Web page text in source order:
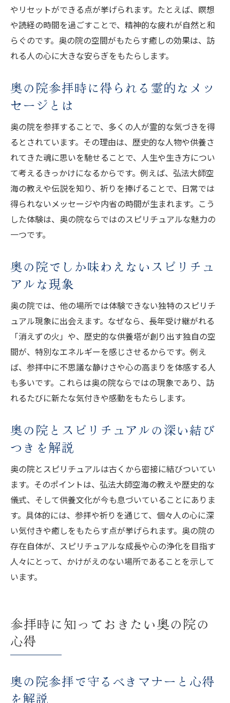
やリセットができる点が挙げられます。たとえば、瞑想
や読経の時間を過ごすことで、精神的な疲れが自然と和
らぐのです。奥の院の空間がもたらす癒しの効果は、訪
れる人の心に大きな安らぎをもたらします。
奥の院参拝時に得られる霊的なメッ
セージとは
奥の院を参拝することで、多くの人が霊的な気づきを得
るとされています。その理由は、歴史的な人物や供養さ
れてきた魂に思いを馳せることで、人生や生き方につい
て考えるきっかけになるからです。例えば、弘法大師空
海の教えや伝説を知り、祈りを捧げることで、日常では
得られないメッセージや内省の時間が生まれます。こう
した体験は、奥の院ならではのスピリチュアルな魅力の
一つです。
奥の院でしか味わえないスピリチュ
アルな現象
奥の院では、他の場所では体験できない独特のスピリチ
ュアル現象に出会えます。なぜなら、長年受け継がれる
「消えずの火」や、歴史的な供養塔が創り出す独自の空
間が、特別なエネルギーを感じさせるからです。例え
ば、参拝中に不思議な静けさや心の高まりを体感する人
も多いです。これらは奥の院ならではの現象であり、訪
れるたびに新たな気付きや感動をもたらします。
奥の院とスピリチュアルの深い結び
つきを解説
奥の院とスピリチュアルは古くから密接に結びついてい
ます。そのポイントは、弘法大師空海の教えや歴史的な
儀式、そして供養文化が今も息づいていることにありま
す。具体的には、参拝や祈りを通じて、個々人の心に深
い気付きや癒しをもたらす点が挙げられます。奥の院の
存在自体が、スピリチュアルな成長や心の浄化を目指す
人々にとって、かけがえのない場所であることを示して
います。
参拝時に知っておきたい奥の院の
心得
奥の院参拝で守るべきマナーと心得
を解説